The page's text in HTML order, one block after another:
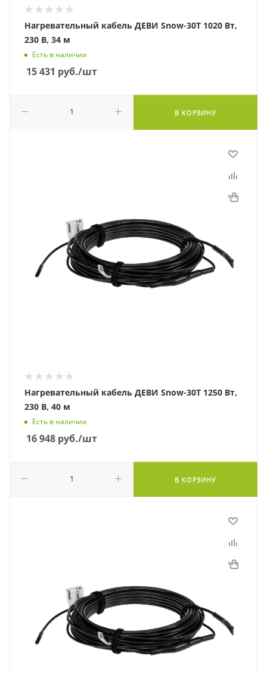
Нагревательный кабель ДЕВИ Snow-30T 1020 Вт,
230 В, 34 м
Есть в наличии
15 431 руб./шт
В КОРЗИНУ
Нагревательный кабель ДЕВИ Snow-30T 1250 Вт,
230 В, 40 м
Есть в наличии
16 948 руб./шт
В КОРЗИНУ